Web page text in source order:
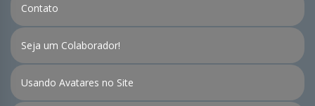
Contato
Seja um Colaborador!
Usando Avatares no Site